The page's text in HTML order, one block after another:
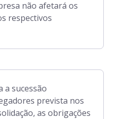
não afetará os
respectivos
a sucessão
prevista nos
as obrigações